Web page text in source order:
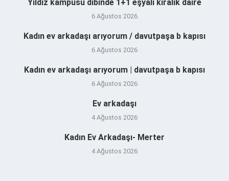
Yıldız kampüsü dibinde 1+1 eşyalı kiralık daire
6 Ağustos 2026
Kadın ev arkadaşı arıyorum / davutpaşa b kapısı
6 Ağustos 2026
Kadın ev arkadaşı arıyorum | davutpaşa b kapısı
6 Ağustos 2026
Ev arkadaşı
4 Ağustos 2026
Kadın Ev Arkadaşı- Merter
4 Ağustos 2026